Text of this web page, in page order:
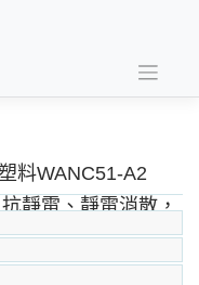
料WANC51-A2
靜電、靜電消散，